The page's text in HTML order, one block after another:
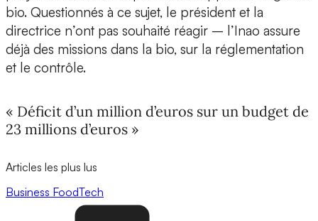
bio. Questionnés à ce sujet, le président et la
directrice n’ont pas souhaité réagir – l’Inao assure
déjà des missions dans la bio, sur la réglementation
et le contrôle.
« Déficit d’un million d’euros sur un budget de
23 millions d’euros »
Articles les plus lus
Business FoodTech